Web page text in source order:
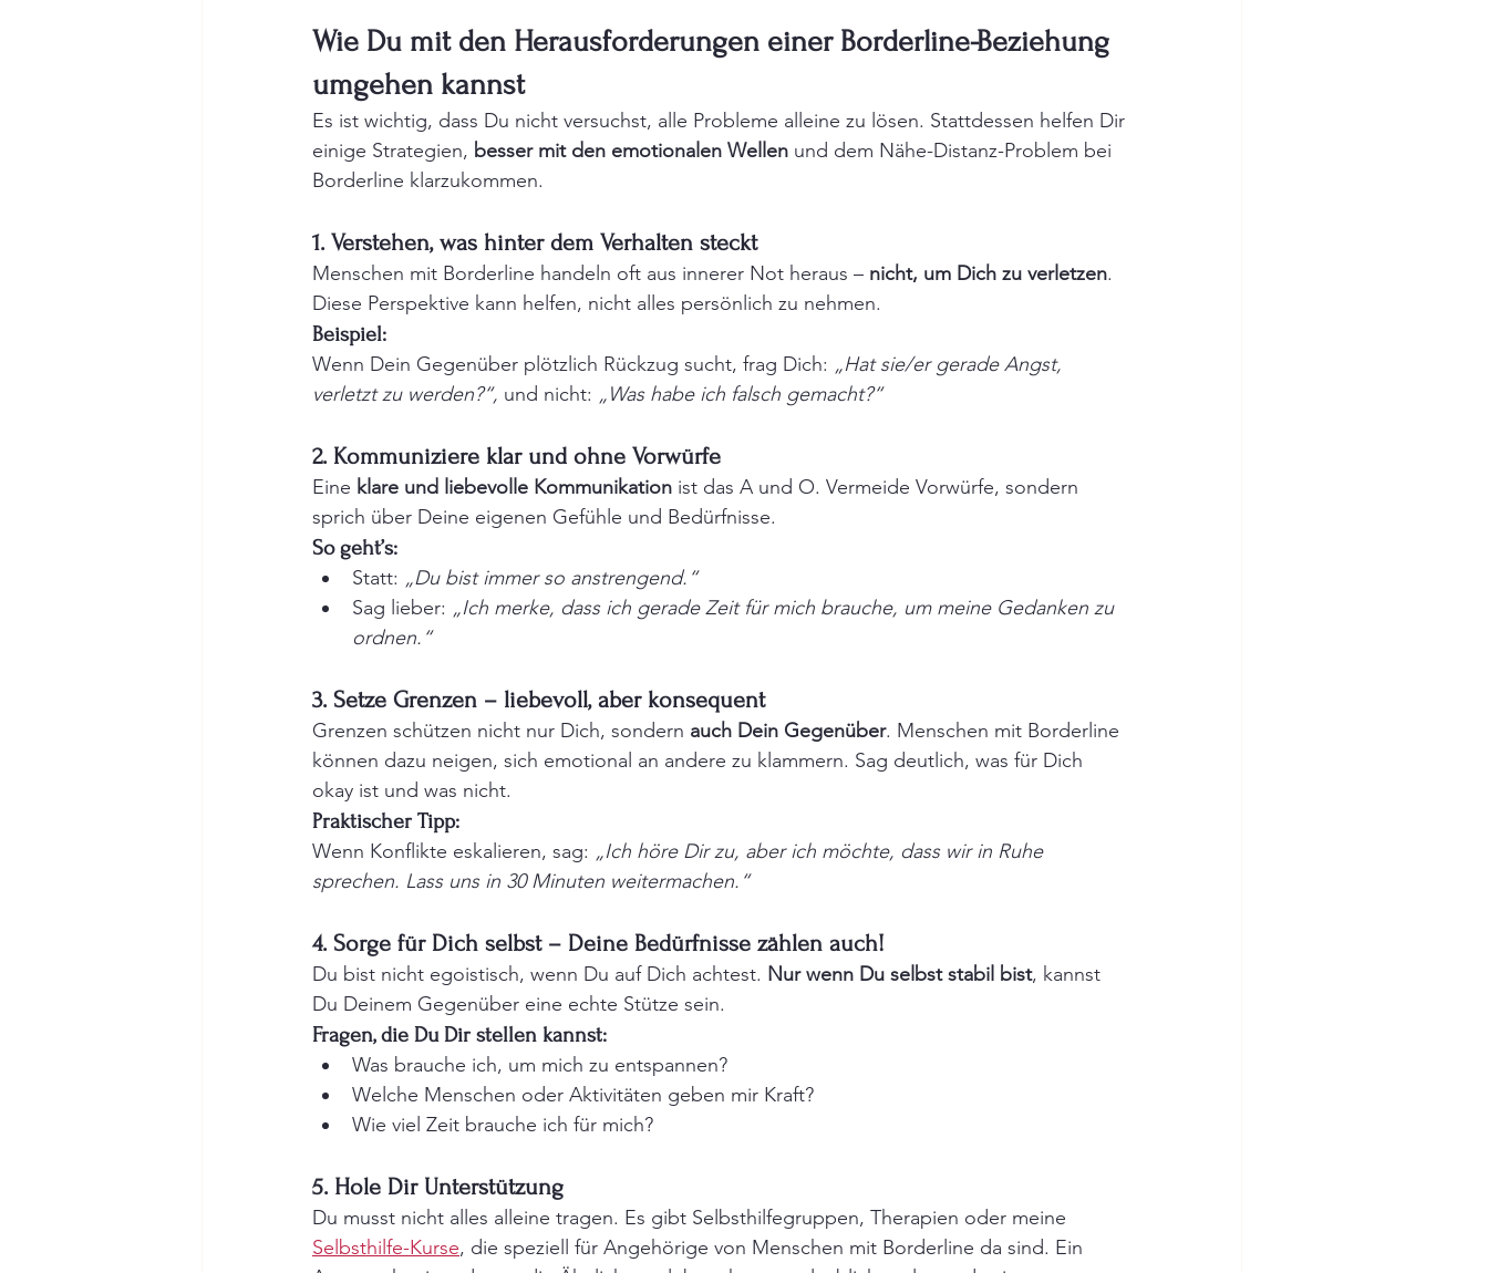
Wie Du mit den Herausforderungen einer Borderline-Beziehung
umgehen kannst
Es ist wichtig, dass Du nicht versuchst, alle Probleme alleine zu lösen. Stattdessen helfen Dir
einige Strategien, besser mit den emotionalen Wellen und dem Nähe-Distanz-Problem bei
Borderline klarzukommen.
1. Verstehen, was hinter dem Verhalten steckt
Menschen mit Borderline handeln oft aus innerer Not heraus – nicht, um Dich zu verletzen.
Diese Perspektive kann helfen, nicht alles persönlich zu nehmen.
Beispiel:
Wenn Dein Gegenüber plötzlich Rückzug sucht, frag Dich: „Hat sie/er gerade Angst,
verletzt zu werden?“, und nicht: „Was habe ich falsch gemacht?“
2. Kommuniziere klar und ohne Vorwürfe
Eine klare und liebevolle Kommunikation ist das A und O. Vermeide Vorwürfe, sondern
sprich über Deine eigenen Gefühle und Bedürfnisse.
So geht’s:
Statt: „Du bist immer so anstrengend.“
Sag lieber: „Ich merke, dass ich gerade Zeit für mich brauche, um meine Gedanken zu
ordnen.“
3. Setze Grenzen – liebevoll, aber konsequent
Grenzen schützen nicht nur Dich, sondern auch Dein Gegenüber. Menschen mit Borderline
können dazu neigen, sich emotional an andere zu klammern. Sag deutlich, was für Dich
okay ist und was nicht.
Praktischer Tipp:
Wenn Konflikte eskalieren, sag: „Ich höre Dir zu, aber ich möchte, dass wir in Ruhe
sprechen. Lass uns in 30 Minuten weitermachen.“
4. Sorge für Dich selbst – Deine Bedürfnisse zählen auch!
Du bist nicht egoistisch, wenn Du auf Dich achtest. Nur wenn Du selbst stabil bist, kannst
Du Deinem Gegenüber eine echte Stütze sein.
Fragen, die Du Dir stellen kannst:
Was brauche ich, um mich zu entspannen?
Welche Menschen oder Aktivitäten geben mir Kraft?
Wie viel Zeit brauche ich für mich?
5. Hole Dir Unterstützung
Du musst nicht alles alleine tragen. Es gibt Selbsthilfegruppen, Therapien oder meine
Selbsthilfe-Kurse, die speziell für Angehörige von Menschen mit Borderline da sind. Ein